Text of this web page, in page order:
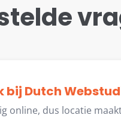
bij Dutch
online, dus locatie